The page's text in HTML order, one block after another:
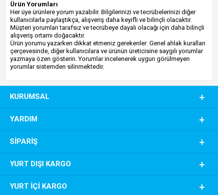
Ürün Yorumları
Her üye ürünlere yorum yazabilir. Bilgilerinizi ve tecrübelerinizi diğer
kullanıcılarla paylaştıkça, alışveriş daha keyifli ve bilinçli olacaktır.
Müşteri yorumları tarafsız ve tecrübeye dayalı olacağı için daha bilinçli
alışveriş ortamı doğacaktır.
Ürün yorumu yazarken dikkat etmeniz gerekenler: Genel ahlak kuralları
çerçevesinde, diğer kullanıcılara ve ürünün üreticisine saygılı yorumlar
yazmaya özen gösterin. Yorumlar incelenerek uygun görülmeyen
yorumlar sistemden silinmektedir.
KURUMSAL
YARDIM
SIPARIŞ
YURT DIŞI KARGO
YURT İÇI KARGO